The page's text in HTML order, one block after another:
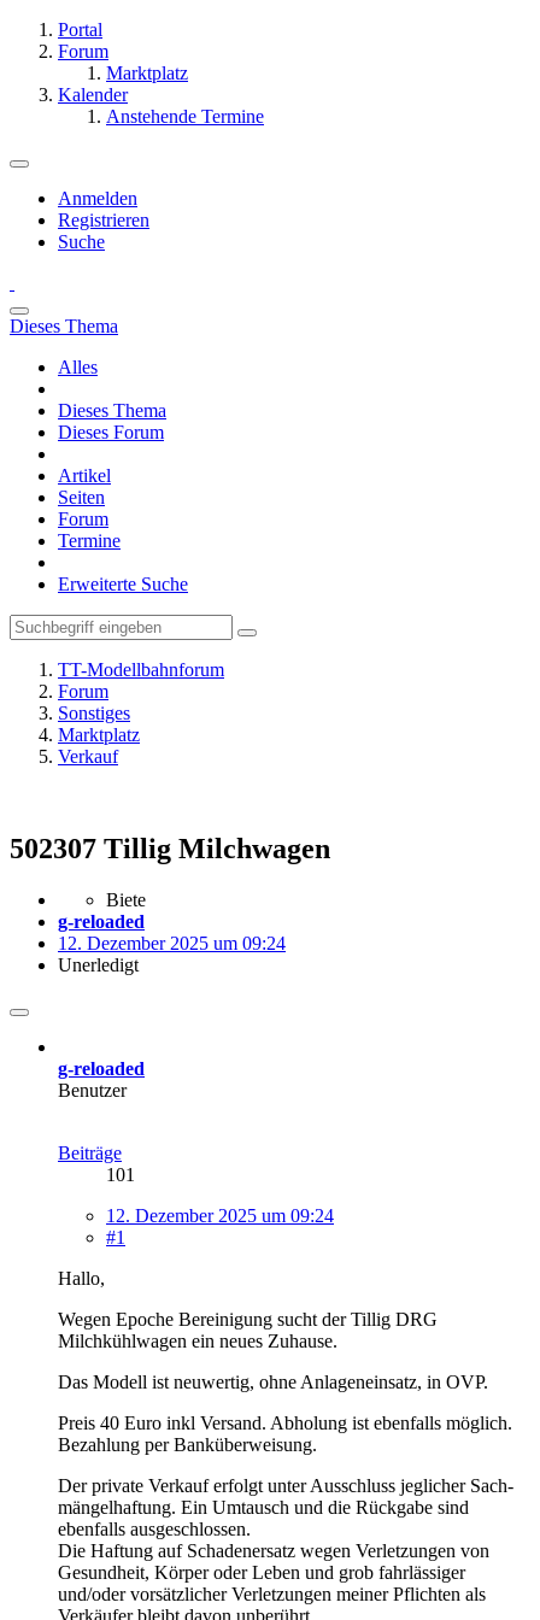
Portal
Forum
Marktplatz
Kalender
Anstehende Termine
Anmelden
Registrieren
Suche
Dieses Thema
Alles
Dieses Thema
Dieses Forum
Artikel
Seiten
Forum
Termine
Erweiterte Suche
TT-Modellbahnforum
Forum
Sonstiges
Marktplatz
Verkauf
502307 Tillig Milchwagen
Biete
g-reloaded
12. Dezember 2025 um 09:24
Unerledigt
g-reloaded
Benutzer
Beiträge
101
12. Dezember 2025 um 09:24
#1
Hallo,
Wegen Epoche Bereinigung sucht der Tillig DRG
Milchkühlwagen ein neues Zuhause.
Das Modell ist neuwertig, ohne Anlageneinsatz, in OVP.
Preis 40 Euro inkl Versand. Abholung ist ebenfalls möglich.
Bezahlung per Banküberweisung.
Der private Verkauf erfolgt unter Ausschluss jeglicher Sach­
mängelhaftung. Ein Umtausch und die Rückgabe sind
ebenfalls ausgeschlossen.
Die Haftung auf Schaden­ersatz wegen Verletzungen von
Gesundheit, Körper oder Leben und grob fahr­lässiger
und/oder vorsätzlicher Verletzungen meiner Pflichten als
Verkäufer bleibt davon unbe­rührt.